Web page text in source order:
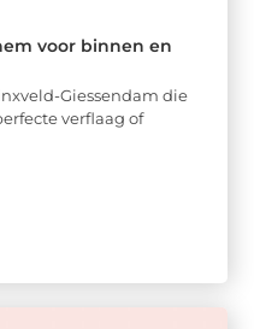
voor binnen en
Giessendam die
verflaag of